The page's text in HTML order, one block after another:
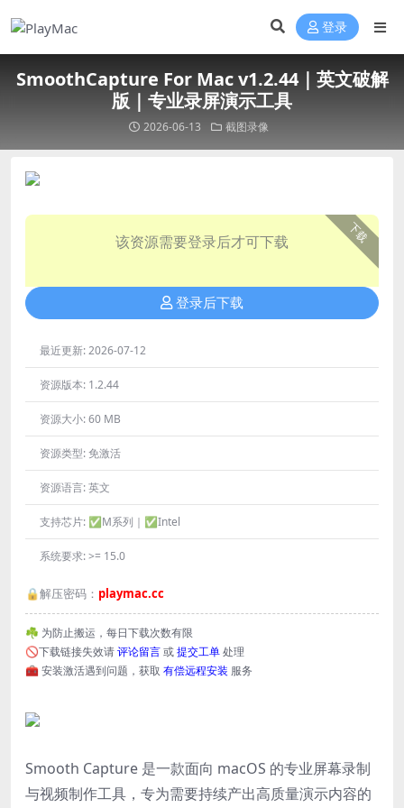
登录
SmoothCapture For Mac v1.2.44｜英文破解
版｜专业录屏演示工具
2026-06-13 截图录像
下载
该资源需要登录后才可下载
登录后下载
最近更新:2026-07-12
资源版本: 1.2.44
资源大小:60 MB
资源类型:免激活
资源语言:英文
支持芯片: ✅M系列｜✅Intel
系统要求:>= 15.0
🔒解压密码： playmac.cc
☘️ 为防止搬运，每日下载次数有限
🚫下载链接失效请评论留言或提交工单处理
🧰 安装激活遇到问题，获取 有偿远程安装 服务
Smooth Capture 是一款面向 macOS 的专业屏幕录制
与视频制作工具，专为需要持续产出高质量演示内容的